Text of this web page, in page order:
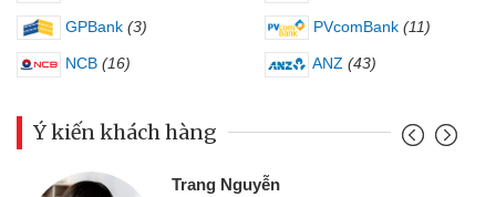
GPBank (3) PVcomBank (11)
NCB (16) ANZ (43)
Ý kiến khách hàng
Nguyễn